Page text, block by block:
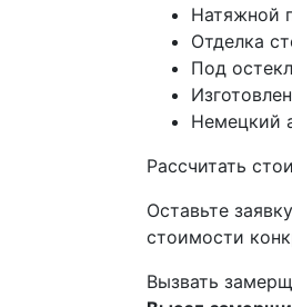
Натяжной
Отделка
Под
Немецкий
Рассчитать
Оставьте
стоимости
Вызвать